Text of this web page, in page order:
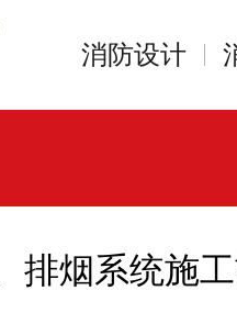
消防设计
排烟系统施